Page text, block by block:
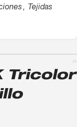
, Tejidas
Tricolor